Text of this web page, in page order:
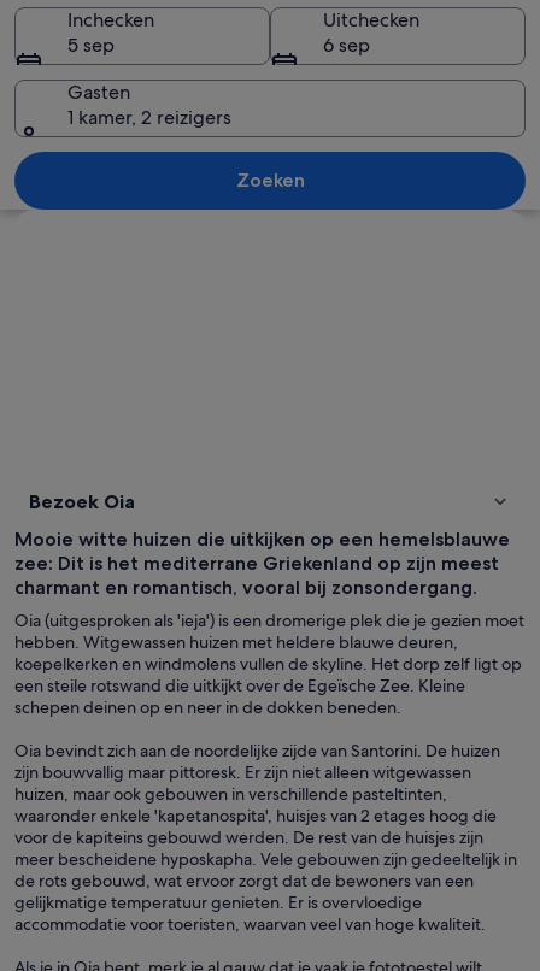
Een kustplaatsje met witgekalkte
Inchecken
5 sep
Uitchecken
6 sep
Gasten
1 kamer, 2 reizigers
Zoeken
Bezoek Oia
Mooie witte huizen die uitkijken op een hemelsblauwe
zee: Dit is het mediterrane Griekenland op zijn meest
charmant en romantisch, vooral bij zonsondergang.
Oia (uitgesproken als 'ieja') is een dromerige plek die je gezien moet
hebben. Witgewassen huizen met heldere blauwe deuren,
koepelkerken en windmolens vullen de skyline. Het dorp zelf ligt op
een steile rotswand die uitkijkt over de Egeïsche Zee. Kleine
schepen deinen op en neer in de dokken beneden.
Oia bevindt zich aan de noordelijke zijde van Santorini. De huizen
zijn bouwvallig maar pittoresk. Er zijn niet alleen witgewassen
huizen, maar ook gebouwen in verschillende pasteltinten,
waaronder enkele 'kapetanospita', huisjes van 2 etages hoog die
voor de kapiteins gebouwd werden. De rest van de huisjes zijn
meer bescheidene hyposkapha. Vele gebouwen zijn gedeeltelijk in
de rots gebouwd, wat ervoor zorgt dat de bewoners van een
gelijkmatige temperatuur genieten. Er is overvloedige
accommodatie voor toeristen, waarvan veel van hoge kwaliteit.